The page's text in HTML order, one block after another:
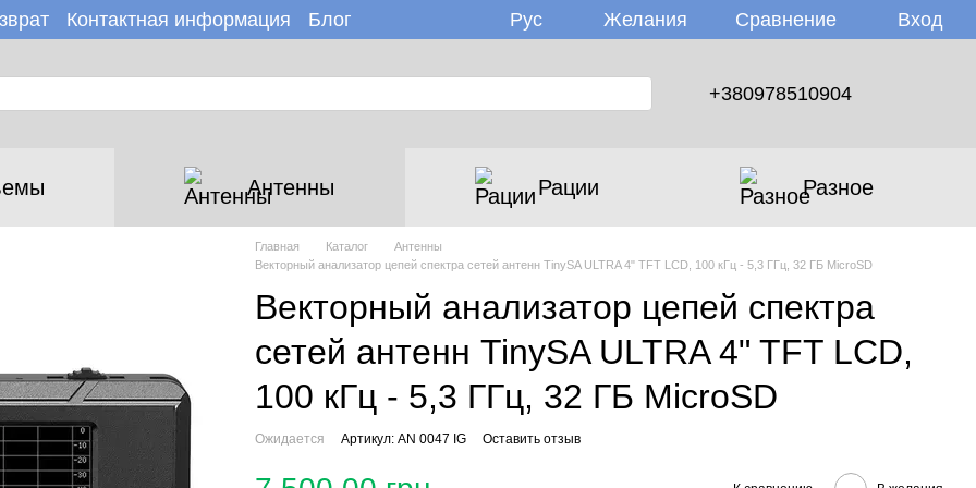
Контактная информация
Блог
Рус Желания Сравнение Вход
+380978510904
Антенны Рации Разное
Главная Каталог
Антенны
Векторный анализатор цепей спектра сетей антенн TinySA ULTRA 4" TFT LCD, 100 кГц - 5,3 ГГц, 32 ГБ MicroSD
Векторный анализатор цепей спектра
сетей антенн TinySA ULTRA 4" TFT LCD,
100 кГц - 5,3 ГГц, 32 ГБ MicroSD
Ожидается Артикул: AN 0047 IG Оставить отзыв